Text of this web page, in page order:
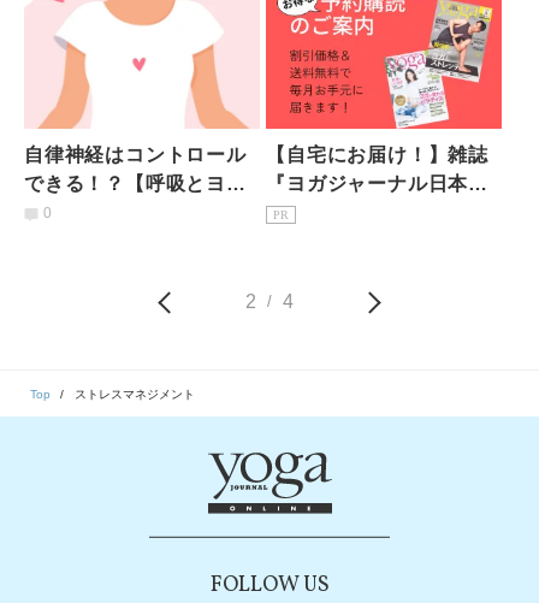
自律神経はコントロール
できる！？【呼吸とヨガ
ポーズ】を使った簡単ス
0
【自宅にお届け！】雑誌
『ヨガジャーナル日本
版』予約購読のご案内
PR
2 / 4
Top ストレスマネジメント
FOLLOW US